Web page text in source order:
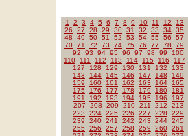
1 2 3 4 5 6 7 8 9 10 11 12
13
26
27 28 29 30 31 32 33 34 35
48
49 50 51 52 53 54 55 56
57
70 71 72 73 74 75 76 77 78
79
92
93 94 95 96 97 98 99
100
110
111 112 113 114 115 116
117
127
128 129 130 131 132
133
143
144 145 146 147 148
149
159
160 161 162 163 164
165
175
176 177 178 179 180
181
191
192 193 194 195 196
197
207
208 209 210 211 212
213
223
224 225 226 227 228
229
239
240 241 242 243 244 245
255
256 257 258 259 260 261